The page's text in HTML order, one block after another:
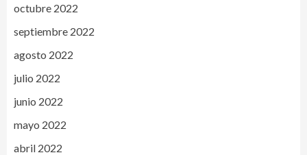
octubre 2022
septiembre 2022
agosto 2022
julio 2022
junio 2022
mayo 2022
abril 2022